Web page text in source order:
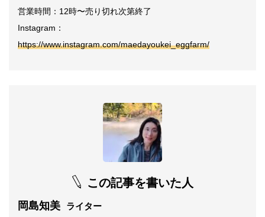
営業時間：12時〜売り切れ次第終了
Instagram：
https://www.instagram.com/maedayoukei_eggfarm/
この記事を書いた人
岡島知美 ライター